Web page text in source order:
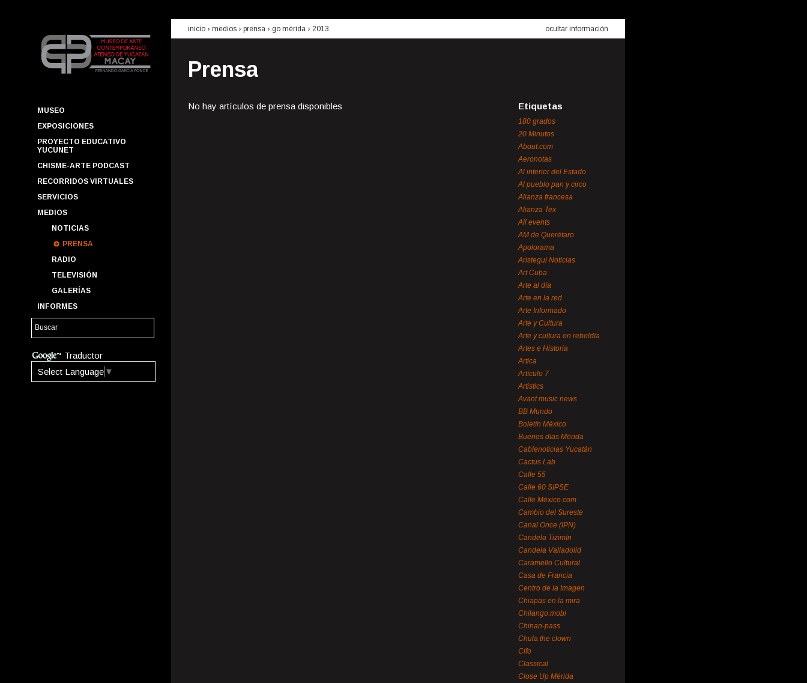
MUSEO
EXPOSICIONES
PROYECTO EDUCATIVO
YUCUNET
CHISME-ARTE PODCAST
RECORRIDOS VIRTUALES
SERVICIOS
MEDIOS
NOTICIAS
PRENSA
RADIO
TELEVISIÓN
GALERÍAS
INFORMES
Traductor
Select Language ▼
inicio › medios › prensa › go mérida › 2013 ocultar información
Prensa
No hay artículos de prensa disponibles Etiquetas
180 grados
20 Minutos
About.com
Aeronotas
Al interior del Estado
Al pueblo pan y circo
Alianza francesa
Alianza Tex
All events
AM de Querétaro
Apolorama
Aristegui Noticias
Art Cuba
Arte al día
Arte en la red
Arte Informado
Arte y Cultura
Arte y cultura en rebeldía
Artes e Historia
Artica
Artículo 7
Artistics
Avant music news
BB Mundo
Boletín México
Buenos días Mérida
Cablenoticias Yucatán
Cactus Lab
Calle 55
Calle 60 SIPSE
Calle México.com
Cambio del Sureste
Canal Once (IPN)
Candela Tizimín
Candela Valladolid
Caramello Cultural
Casa de Francia
Centro de la Imagen
Chiapas en la mira
Chilango.mobi
Chinan-pass
Chula the clown
Cifo
Classical
Close Up Mérida